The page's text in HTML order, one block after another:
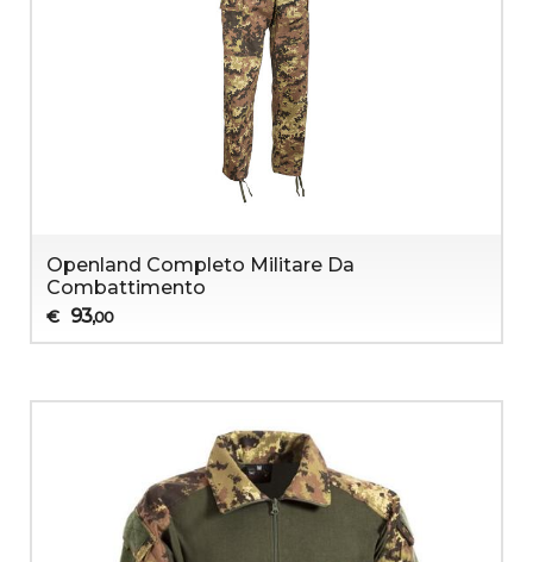
Openland Completo Militare Da
Combattimento
€ 93,00